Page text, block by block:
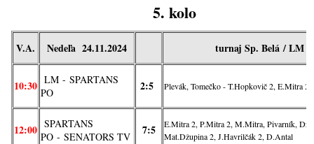
5. kolo
V.A. Nedeľa 24.11.2024 turnaj Sp. Belá/ LM
10:30 LM - SPARTANS
PO
2:5 Plevák, Tomečko - T.Hopkovič 2, E.Mitra
12:00 SPARTANS
PO - SENATORS TV 7:5
E.Mitra 2, P.Mitra 2, M.Mitra, Pivarník,
Mat.Džupina 2, J.Havrilčák 2, D.Antal